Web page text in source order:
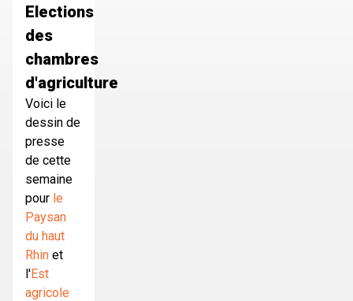
Elections
des
chambres
d'agriculture
Voici le
dessin de
presse
de cette
semaine
pour le
Paysan
du haut
Rhin et
l'Est
agricole